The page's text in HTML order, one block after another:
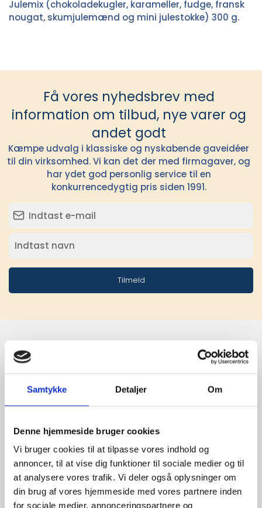
Samtykke Detaljer Om
Denne hjemmeside bruger cookies
Vi bruger cookies til at tilpasse vores indhold og
annoncer, til at vise dig funktioner til sociale medier og til
at analysere vores trafik. Vi deler også oplysninger om
din brug af vores hjemmeside med vores partnere inden
for sociale medier, annonceringspartnere og
Julemix (chokoladekugler, karameller, fudge, fransk
nougat, skumjulemænd og mini julestokke) 300 g.
Få vores nyhedsbrev med
information om tilbud, nye varer og
andet godt
Kæmpe udvalg i klassiske og nyskabende gaveidéer
til din virksomhed. Vi kan det der med firmagaver, og
har ydet god personlig service til en
konkurrencedygtig pris siden 1991.
Tilmeld
Stærke
leverandører
giver større
udvalg
For at sikre høj kvalitet og stor
leveringssikkerhed samarbejder vi
med de største og mest